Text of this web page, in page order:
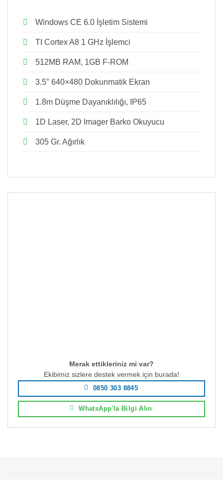
Windows CE 6.0 İşletim Sistemi
TI Cortex A8 1 GHz İşlemci
512MB RAM, 1GB F-ROM
3.5″ 640×480 Dokunmatik Ekran
1.8m Düşme Dayanıklılığı, IP65
1D Laser, 2D Imager Barko Okuyucu
305 Gr. Ağırlık
Merak ettikleriniz mi var?
Ekibimiz sizlere destek vermek için burada!
0850 303 8845
WhatsApp'la Bilgi Alın